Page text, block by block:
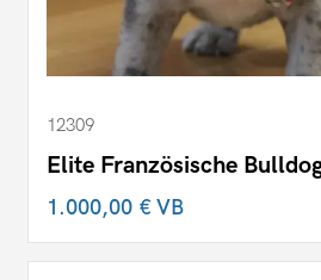
12309
Elite Französische
1.000,00 €VB